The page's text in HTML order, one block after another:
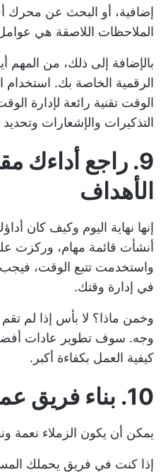
الملاحظات اللاصقة هي
بالإضافة إلى ذلك، من المهم
الرقمية الخاصة بك. استخدام
الوقت تقنية رائعة لإدارة
التذكيرات والإشعارات
9. راجع أداءك
الأهداف
إنها نهاية اليوم وكيف كان
أنشأت قائمة مهام، وركزت
واستخدمت تتبع الوقت،
في إدارة وقتك.
وخمن ماذا؟ لا بأس إذا لم
وجه. سوف تطوير عادات
كيفية العمل بكفاءة أكبر.
10. بناء فريق عمل رائع
يمكن أن يكون الزملاء نعمة
إذا كنت في فريق يحملك